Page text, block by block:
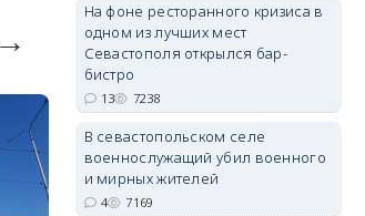
На фоне ресторанного кризиса в
одном из лучших мест
Севастополя открылся бар-
бистро
13 7238
В севастопольском селе
военнослужащий убил военного
и мирных жителей
4 7169